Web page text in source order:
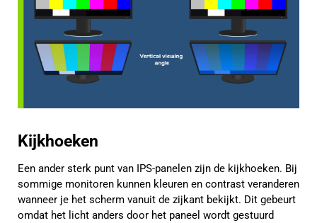
Kijkhoeken
Een ander sterk punt van IPS-panelen zijn de kijkhoeken. Bij
sommige monitoren kunnen kleuren en contrast veranderen
wanneer je het scherm vanuit de zijkant bekijkt. Dit gebeurt
omdat het licht anders door het paneel wordt gestuurd